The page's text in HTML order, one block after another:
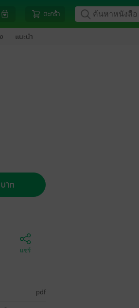
ตะกร้า
แนะนำ
าท
แชร์
pdf